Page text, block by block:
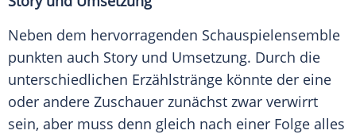
Neben dem hervorragenden Schauspielensemble
punkten auch Story und Umsetzung. Durch die
unterschiedlichen Erzählstränge könnte der eine
oder andere Zuschauer zunächst zwar verwirrt
sein, aber muss denn gleich nach einer Folge alles